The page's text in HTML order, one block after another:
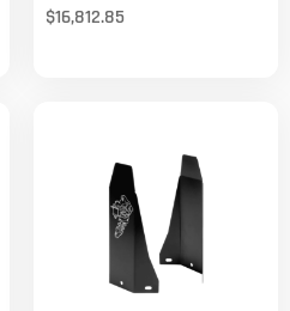
$16,812.85